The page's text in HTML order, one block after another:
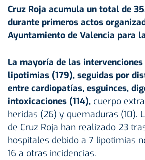
Cruz Roja acumula un total de
durante primeros actos
Ayuntamiento de Valencia para
La mayoría de las
lipotimias (179), seguidas por
entre cardiopatías, esguinces,
intoxicaciones (114), cuerpo
heridas (26) y quemaduras (10).
de Cruz Roja han realizado 23
hospitales debido a 7 lipotimias
16 a otras incidencias.